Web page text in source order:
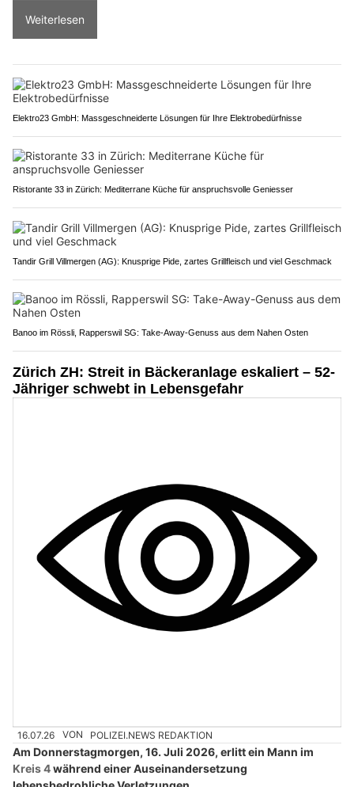
Weiterlesen
Elektro23 GmbH: Massgeschneiderte Lösungen für Ihre Elektrobedürfnisse
Ristorante 33 in Zürich: Mediterrane Küche für anspruchsvolle Geniesser
Tandir Grill Villmergen (AG): Knusprige Pide, zartes Grillfleisch und viel Geschmack
Banoo im Rössli, Rapperswil SG: Take-Away-Genuss aus dem Nahen Osten
Zürich ZH: Streit in Bäckeranlage eskaliert – 52-
Jähriger schwebt in Lebensgefahr
16.07.26 VON POLIZEI.NEWS REDAKTION
Am Donnerstagmorgen, 16. Juli 2026, erlitt ein Mann im
Kreis 4während einer Auseinandersetzung